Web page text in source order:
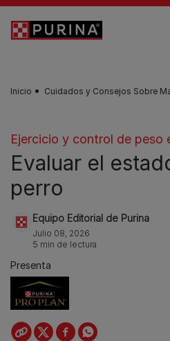
Skip to main content
Inicio Cuidados y Consejos Sobre
Ejercicio y control de peso
Evaluar el
perro
Equipo Editorial de Purina
Julio 08, 2026
5 min de lectura
Presenta